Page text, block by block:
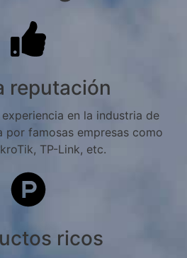
reputación
en la industria de
por famosas empresas como
TP-Link, etc.
ricos